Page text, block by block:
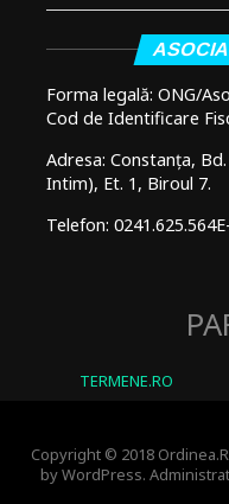
Forma legală: ONG/
Cod de Identificare
Adresa: Constanța,
Intim), Et. 1, Biroul 7.
Telefon: 0241.625.564
TERMENE.RO
Copyright © 2018
by WordPress.